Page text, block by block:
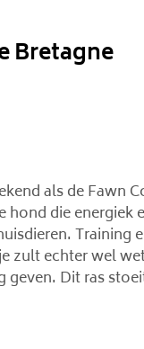
Bretagne
als de Fawn
die energiek
Training
zult echter wel
geven. Dit ras